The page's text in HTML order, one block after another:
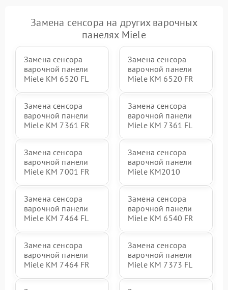
Замена сенсора на других варочных
панелях Miele
Замена сенсора
варочной панели
Miele KM 6520 FL
Замена сенсора
варочной панели
Miele KM 6520 FR
Замена сенсора
варочной панели
Miele KM 7361 FR
Замена сенсора
варочной панели
Miele KM 7361 FL
Замена сенсора
варочной панели
Miele KM 7001 FR
Замена сенсора
варочной панели
Miele KM2010
Замена сенсора
варочной панели
Miele KM 7464 FL
Замена сенсора
варочной панели
Miele KM 6540 FR
Замена сенсора
варочной панели
Miele KM 7464 FR
Замена сенсора
варочной панели
Miele KM 7373 FL